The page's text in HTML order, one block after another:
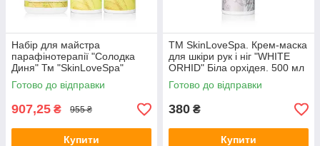
Набір для майстра
парафінотерапії "Солодка
Диня" Тм "SkinLoveSpa"
Готово до відправки
907,25 ₴ 955 ₴
Купити
ТМ SkinLoveSpa. Крем-маска
для шкіри рук і ніг "WHITE
ORHID" Біла орхідея. 500 мл
Готово до відправки
380 ₴
Купити